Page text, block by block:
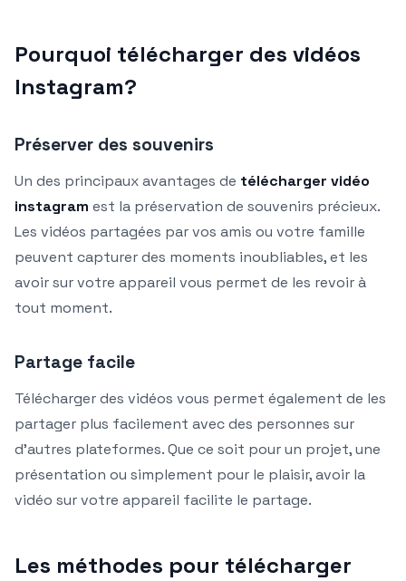
Pourquoi télécharger des vidéos
Instagram?
Préserver des souvenirs
Un des principaux avantages de télécharger vidéo
instagram est la préservation de souvenirs précieux.
Les vidéos partagées par vos amis ou votre famille
peuvent capturer des moments inoubliables, et les
avoir sur votre appareil vous permet de les revoir à
tout moment.
Partage facile
Télécharger des vidéos vous permet également de les
partager plus facilement avec des personnes sur
d’autres plateformes. Que ce soit pour un projet, une
présentation ou simplement pour le plaisir, avoir la
vidéo sur votre appareil facilite le partage.
Les méthodes pour télécharger